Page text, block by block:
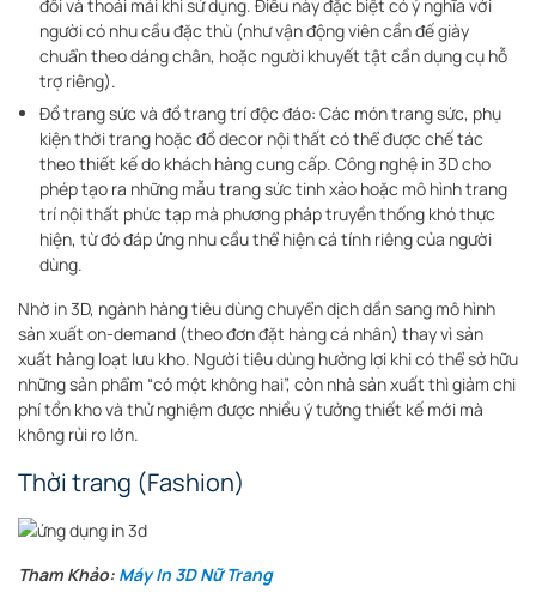
đối và thoải mái khi sử dụng. Điều này đặc biệt có ý nghĩa với
người có nhu cầu đặc thù (như vận động viên cần đế giày
chuẩn theo dáng chân, hoặc người khuyết tật cần dụng cụ hỗ
trợ riêng).
Đồ trang sức và đồ trang trí độc đáo: Các món trang sức, phụ
kiện thời trang hoặc đồ decor nội thất có thể được chế tác
theo thiết kế do khách hàng cung cấp. Công nghệ in 3D cho
phép tạo ra những mẫu trang sức tinh xảo hoặc mô hình trang
trí nội thất phức tạp mà phương pháp truyền thống khó thực
hiện, từ đó đáp ứng nhu cầu thể hiện cá tính riêng của người
dùng.
Nhờ in 3D, ngành hàng tiêu dùng chuyển dịch dần sang mô hình
sản xuất on-demand (theo đơn đặt hàng cá nhân) thay vì sản
xuất hàng loạt lưu kho. Người tiêu dùng hưởng lợi khi có thể sở hữu
những sản phẩm “có một không hai”, còn nhà sản xuất thì giảm chi
phí tồn kho và thử nghiệm được nhiều ý tưởng thiết kế mới mà
không rủi ro lớn.
Thời trang (Fashion)
Tham Khảo: Máy In 3D Nữ Trang